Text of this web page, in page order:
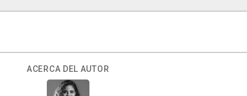
ACERCA DEL AUTOR